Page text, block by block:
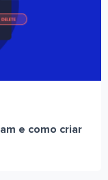
e como criar